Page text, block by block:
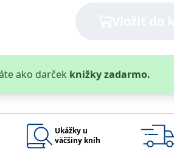
ako darček knižky zadarmo.
Ukážky u
väčšiny kníh
možné podávat platné zprávy o používání jejich
k udržování proměnných relací uživatelů.
příkladem je udržování přihlášeného stavu
Google Privacy Policy